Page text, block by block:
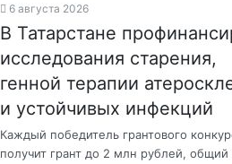
6 августа 2026
В Татарстане
исследования старения,
генной терапии
и устойчивых инфекций
Каждый победитель грантового
получит грант до 2 млн рублей,